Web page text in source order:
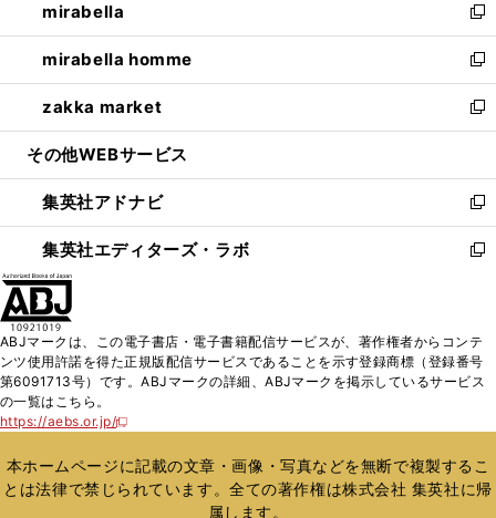
く
で
開
く
ド
ウ
で
開
く
ィ
ン
ド
ウ
で
開
い
ウ
ィ
ン
ド
ウ
開
く
mirabella
新
し
い
ウ
ィ
ン
ウ
で
開
く
mirabella homme
新
し
い
ウ
ン
ド
ウ
で
zakka market
新
し
ウ
ィ
ン
ド
く
その他WEBサービス
集英社アドナビ
新
し
い
ド
ウ
で
集英社エディターズ・ラボ
新
ィ
ン
ド
開
く
ABJマークは、この電子書店・電子書籍配信サービスが、著作権者からコンテ
ンツ使用許諾を得た正規版配信サービスであることを示す登録商標（登録番号
第6091713号）です。ABJマークの詳細、ABJマークを掲示しているサービス
の一覧はこちら。
https://aebs.or.jp/
新
い
ウ
ィ
本ホームページに記載の文章・画像・写真などを無断で複製するこ
とは法律で禁じられています。全ての著作権は株式会社 集英社に帰
属します。